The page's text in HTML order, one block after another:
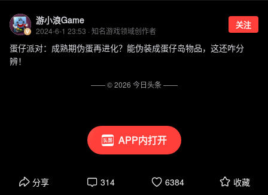
APP内打开
游小浪Game
2024-6-1 23:53 · 知名游戏领域创作者
关注
蛋仔派对：成熟期伪蛋再进化？能伪装成蛋仔岛物品，这还咋分
辨！
分享 314 6384 收藏
—— ©2026 今日头条——